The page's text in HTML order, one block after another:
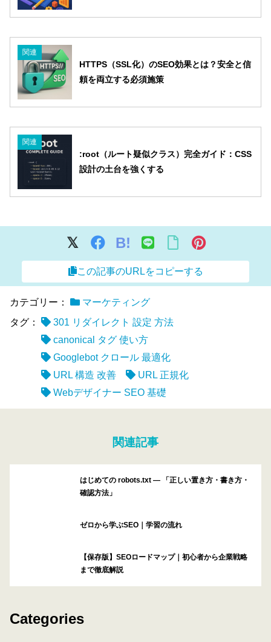
関連
HTTPS（SSL化）のSEO効果とは？安全と信
頼を両立する必須施策
関連
:root（ルート疑似クラス）完全ガイド：CSS
設計の土台を強くする
B!
この記事のURLをコピーする
カテゴリー：
マーケティング
タグ：
301 リダイレクト 設定 方法
canonical タグ 使い方
Googlebot クロール 最適化
URL 構造 改善
URL 正規化
Webデザイナー SEO 基礎
関連記事
はじめての robots.txt ― 「正しい置き方・書き方・
確認方法」
ゼロから学ぶSEO｜学習の流れ
【保存版】SEOロードマップ｜初心者から企業戦略
まで徹底解説
Categories